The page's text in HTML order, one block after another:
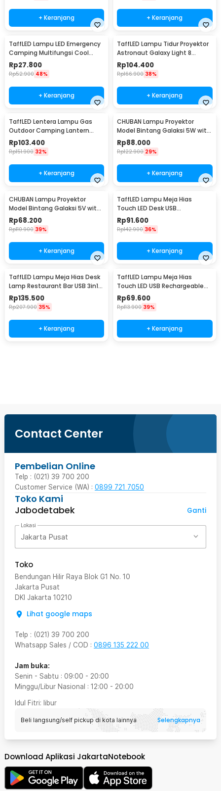
+ Keranjang + Keranjang
TaffLED Lampu LED Emergency
Camping Multifungsi Cool
White 10W 1200mAh - LB171
Rp27.800
Rp52.900 48%
+ Keranjang
TaffLED Lampu Tidur Proyektor
Astronaut Galaxy Light 8
Colors 5W 240V - HD481
Rp104.400
Rp166.900 38%
+ Keranjang
TaffLED Lentera Lampu Gas
Outdoor Camping Lantern
Lamp - BRS-55
Rp103.400
Rp151.900 32%
+ Keranjang
CHUBAN Lampu Proyektor
Model Bintang Galaksi 5W with
Remote Control - HR-F3
Rp88.000
Rp122.900 29%
+ Keranjang
CHUBAN Lampu Proyektor
Model Bintang Galaksi 5V with
Remote Control - HR-F2
Rp68.200
Rp110.900 39%
+ Keranjang
TaffLED Lampu Meja Hias
Touch LED Desk USB
Rechargeable Tri Color 3W -
J420
Rp91.600
Rp142.900 36%
+ Keranjang
TaffLED Lampu Meja Hias Desk
Lamp Restaurant Bar USB 3in1
Color - TW54
Rp135.500
Rp207.900 35%
+ Keranjang
TaffLED Lampu Meja Hias
Touch LED USB Rechargeable
Tri Color 1W - BRF5
Rp69.600
Rp113.900 39%
+ Keranjang
Contact Center
Pembelian Online
Telp : (021) 39 700 200
Customer Service (WA) : 0899 721 7050
Toko Kami
Jabodetabek
Ganti
Lokasi
Jakarta Pusat
Toko
Bendungan Hilir Raya Blok G1 No. 10
Jakarta Pusat
DKI Jakarta 10210
Lihat google maps
Telp : (021) 39 700 200
Whatsapp Sales / COD : 0896 135 222 00
Jam buka:
Senin - Sabtu : 09:00 - 20:00
Minggu/Libur Nasional : 12:00 - 20:00
Idul Fitri: libur
Beli langsung/self pickup di kota lainnya Selengkapnya
Download Aplikasi JakartaNotebook